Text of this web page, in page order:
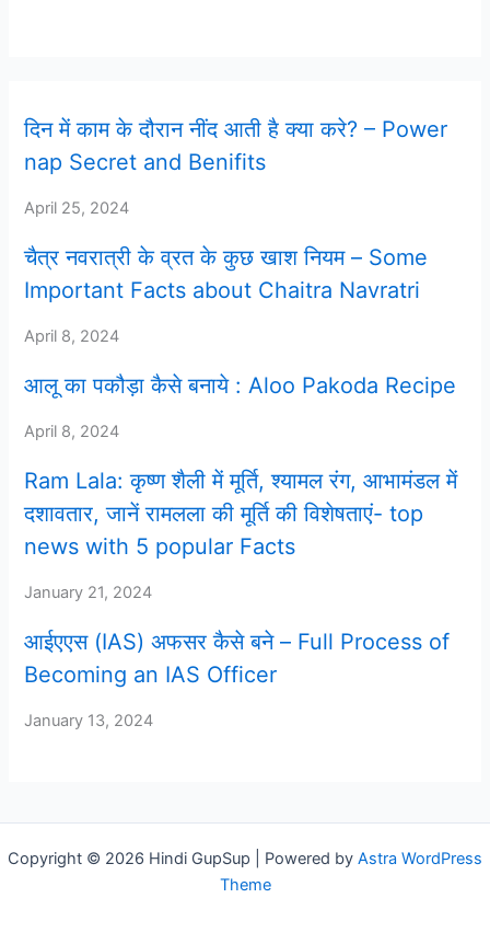
दिन में काम के दौरान नींद आती है क्या करे? – Power
nap Secret and Benifits
April 25, 2024
चैत्र नवरात्री के व्रत के कुछ खाश नियम – Some
Important Facts about Chaitra Navratri
April 8, 2024
आलू का पकौड़ा कैसे बनाये : Aloo Pakoda Recipe
April 8, 2024
Ram Lala: कृष्ण शैली में मूर्ति, श्यामल रंग, आभामंडल में
दशावतार, जानें रामलला की मूर्ति की विशेषताएं- top
news with 5 popular Facts
January 21, 2024
आईएएस (IAS) अफसर कैसे बने – Full Process of
Becoming an IAS Officer
January 13, 2024
Copyright © 2026 Hindi GupSup | Powered by Astra WordPress
Theme